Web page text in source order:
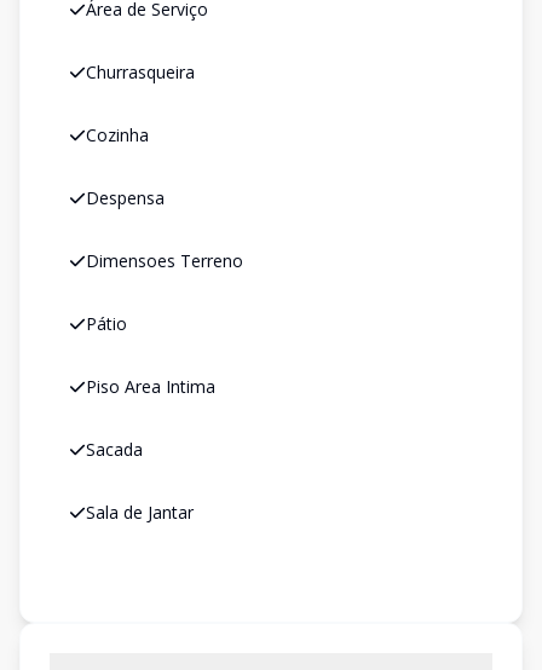
Área de Serviço
Churrasqueira
Cozinha
Despensa
Dimensoes Terreno
Pátio
Piso Area Intima
Sacada
Sala de Jantar